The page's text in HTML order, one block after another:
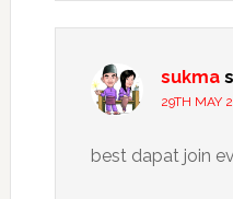
sukma
29TH MAY
best dapat join